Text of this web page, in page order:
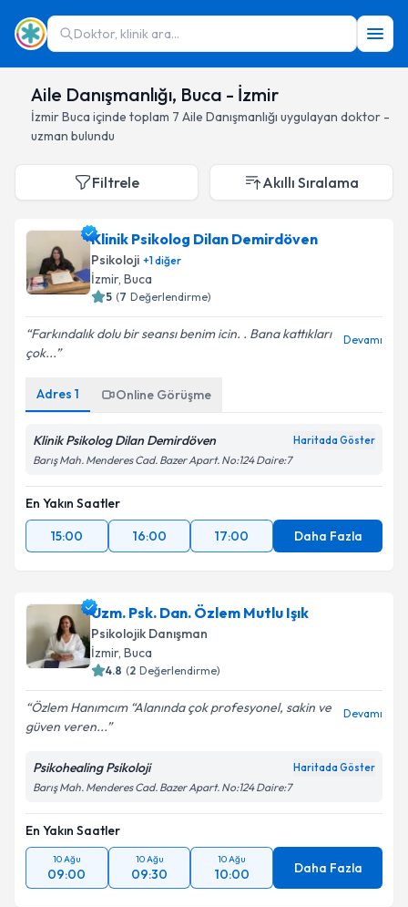
Doktor, klinik ara...
Aile Danışmanlığı, Buca - İzmir
İzmirBuca içinde toplam 7 Aile Danışmanlığı uygulayan doktor -
uzman bulundu
Filtrele Akıllı Sıralama
Klinik Psikolog Dilan Demirdöven
Psikoloji +1diğer
İzmir, Buca
5 (7 Değerlendirme)
Farkındalık dolu bir seansı benim icin. . Bana kattıkları
çok...
Devamı
Adres 1 Online Görüşme
Klinik Psikolog Dilan Demirdöven Haritada Göster
Barış Mah. Menderes Cad. Bazer Apart. No:124 Daire:7
En Yakın Saatler
15:00
16:00 17:00 Daha Fazla
Uzm. Psk. Dan. Özlem Mutlu Işık
Psikolojik Danışman
İzmir, Buca
4.8 (2 Değerlendirme)
Özlem Hanımcım “Alanında çok profesyonel, sakin ve
güven veren...
Devamı
Psikohealing Psikoloji Haritada Göster
Barış Mah. Menderes Cad. Bazer Apart. No:124 Daire:7
En Yakın Saatler
10 Ağu
09:00
10 Ağu
09:30
10 Ağu
10:00 Daha Fazla